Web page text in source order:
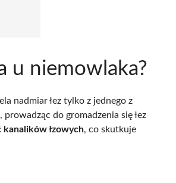
u niemowlaka?
nadmiar łez tylko z jednego z
do gromadzenia się łez
kanalików łzowych, co skutkuje